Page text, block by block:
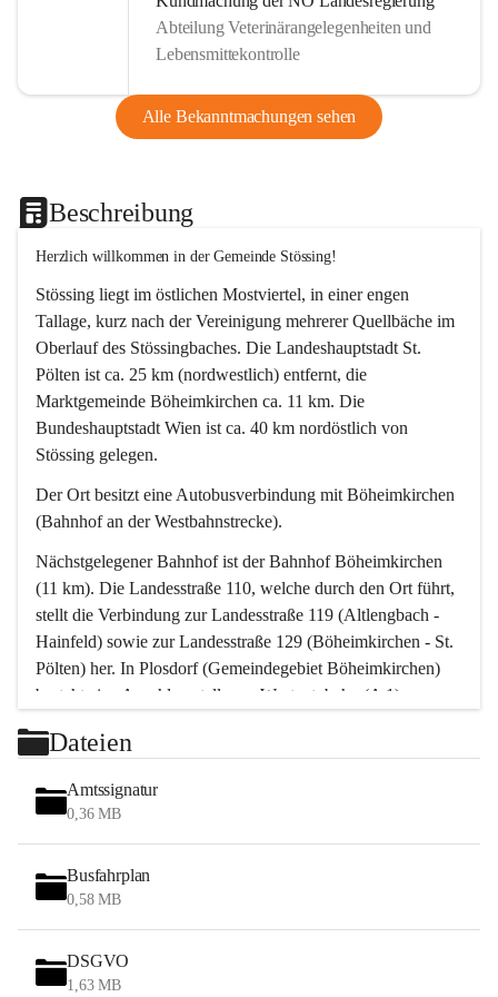
Abteilung Veterinärangelegenheiten und
Lebensmittekontrolle
Alle Bekanntmachungen sehen
Beschreibung
Herzlich willkommen in der Gemeinde Stössing!
Stössing liegt im östlichen Mostviertel, in einer engen
Tallage, kurz nach der Vereinigung mehrerer Quellbäche im
Oberlauf des Stössingbaches. Die Landeshauptstadt St.
Pölten ist ca. 25 km (nordwestlich) entfernt, die
Marktgemeinde Böheimkirchen ca. 11 km. Die
Bundeshauptstadt Wien ist ca. 40 km nordöstlich von
Stössing gelegen.
Der Ort besitzt eine Autobusverbindung mit Böheimkirchen
(Bahnhof an der Westbahnstrecke).
Nächstgelegener Bahnhof ist der Bahnhof Böheimkirchen
(11 km). Die Landesstraße 110, welche durch den Ort führt,
stellt die Verbindung zur Landesstraße 119 (Altlengbach -
Hainfeld) sowie zur Landesstraße 129 (Böheimkirchen - St.
Pölten) her. In Plosdorf (Gemeindegebiet Böheimkirchen)
besteht eine Anschlussstelle zur Westautobahn (A 1).
Wien erreicht man in ca. 45 Minuten.
Stössing zählt noch zum Naherholungsraum Wien sowie
zum Naherholungsraum St. Pölten. Viele Bauernhöfe hatten
„ihre Wiener“. Seit 1960 bauten viele Wiener
Wochenendhäuser im Gemeindegebiet. Wegen des
waldreichen Jagdgebietes haben viele Jagdpächter ihre
Das Wandern ist aus touristischer Sicht die bedeutendste
Tätigkeit. Das hügelige Gebiet mit Wanderwegen durch
Dateien
Amtssignatur
0,36 MB
Busfahrplan
0,58 MB
DSGVO
1,63 MB